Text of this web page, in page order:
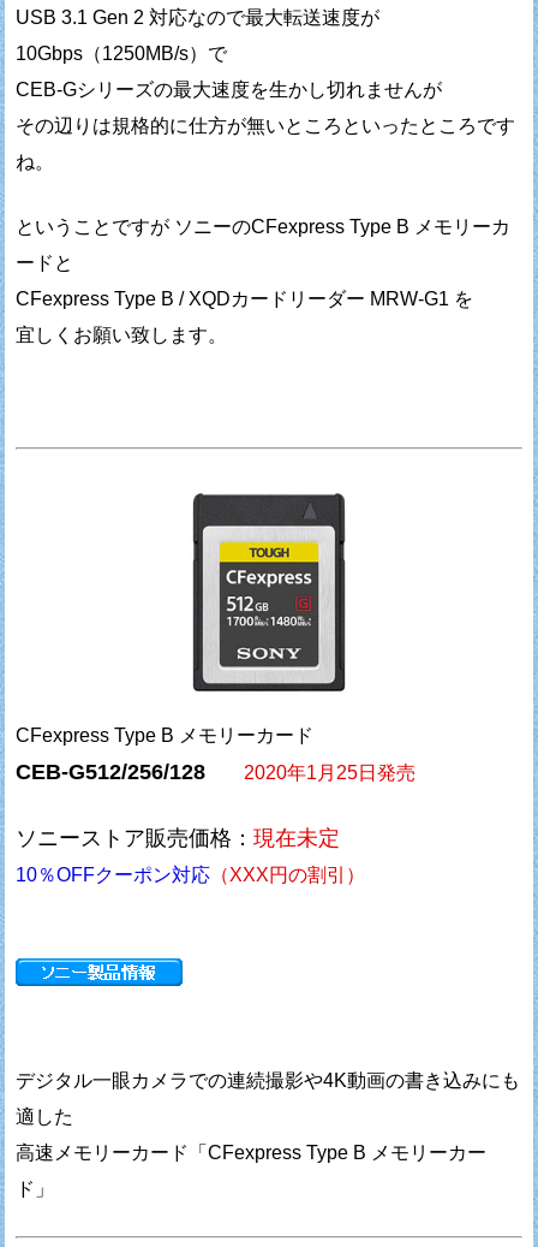
USB 3.1 Gen 2 対応なので最大転送速度が
10Gbps（1250MB/s）で
CEB-Gシリーズの最大速度を生かし切れませんが
その辺りは規格的に仕方が無いところといったところです
ね。
ということですが ソニーのCFexpress Type B メモリーカ
ードと
CFexpress Type B / XQDカードリーダー MRW-G1 を
宜しくお願い致します。
CFexpress Type B メモリーカード
CEB-G512/256/128 2020年1月25日発売
ソニーストア販売価格：現在未定
10％OFFクーポン対応 （XXX円の割引）
デジタル一眼カメラでの連続撮影や4K動画の書き込みにも
適した
高速メモリーカード「CFexpress Type B メモリーカー
ド」